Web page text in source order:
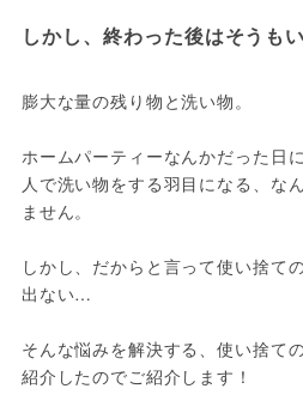
しかし、終わった後はそうも
膨大な量の残り物と洗い物。
ホームパーティーなんかだった日
人で洗い物をする羽目になる、な
ません。
しかし、だからと言って使い捨て
出ない…
そんな悩みを解決する、使い捨て
紹介したのでご紹介します！